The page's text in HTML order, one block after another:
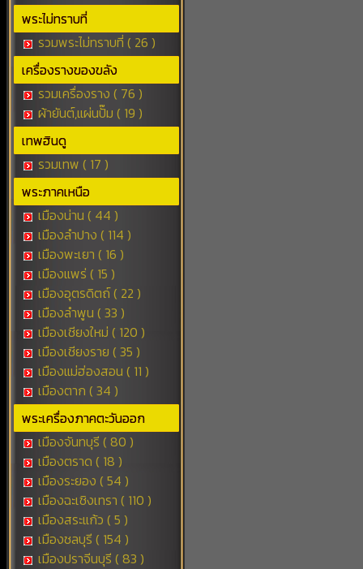
พระไม่ทราบที่
รวมพระไม่ทราบที่ ( 26 )
เครื่องรางของขลัง
รวมเครื่องราง ( 76 )
ผ้ายันต์,แผ่นปั๊ม ( 19 )
เทพฮินดู
รวมเทพ ( 17 )
พระภาคเหนือ
เมืองน่าน ( 44 )
เมืองลำปาง ( 114 )
เมืองพะเยา ( 16 )
เมืองแพร่ ( 15 )
เมืองอุตรดิตถ์ ( 22 )
เมืองลำพูน ( 33 )
เมืองเชียงใหม่ ( 120 )
เมืองเชียงราย ( 35 )
เมืองแม่ฮ่องสอน ( 11 )
เมืองตาก ( 34 )
พระเครื่องภาคตะวันออก
เมืองจันทบุรี ( 80 )
เมืองตราด ( 18 )
เมืองระยอง ( 54 )
เมืองฉะเชิงเทรา ( 110 )
เมืองสระแก้ว ( 5 )
เมืองชลบุรี ( 154 )
เมืองปราจีนบุรี ( 83 )